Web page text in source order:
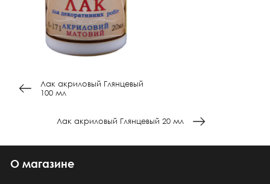
Лак акриловый Глянцевый
100 мл
Лак акриловый Глянцевый 20 мл
О магазине